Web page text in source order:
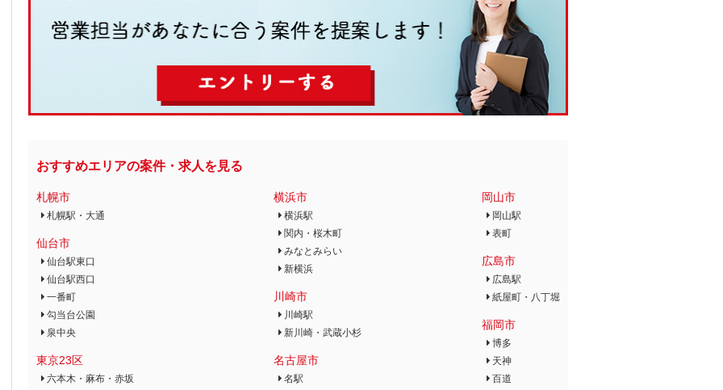
おすすめエリアの案件・求人を見る
札幌市
札幌駅・大通
仙台市
仙台駅東口
仙台駅西口
一番町
勾当台公園
泉中央
東京23区
六本木・麻布・赤坂
横浜市
横浜駅
関内・桜木町
みなとみらい
新横浜
川崎市
川崎駅
新川崎・武蔵小杉
名古屋市
名駅
岡山市
岡山駅
表町
広島市
広島駅
紙屋町・八丁堀
福岡市
博多
天神
百道